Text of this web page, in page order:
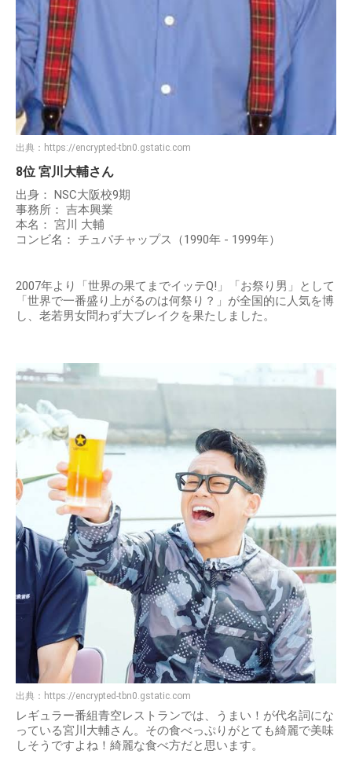
出典： https://encrypted-tbn0.gstatic.com
8位 宮川大輔さん
出身： NSC大阪校9期
事務所： 吉本興業
本名： 宮川 大輔
コンビ名： チュパチャップス（1990年 - 1999年）
2007年より「世界の果てまでイッテQ!」「お祭り男」として
「世界で一番盛り上がるのは何祭り？」が全国的に人気を博
し、老若男女問わず大ブレイクを果たしました。
出典： https://encrypted-tbn0.gstatic.com
レギュラー番組青空レストランでは、うまい！が代名詞にな
っている宮川大輔さん。その食べっぷりがとても綺麗で美味
しそうですよね！綺麗な食べ方だと思います。